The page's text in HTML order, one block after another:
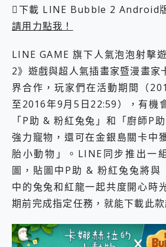
外型超吸晴~ 給您絕佳操控體驗 GravaStar Mercury K1 系列 異星機械鍵盤與 Mercury X 系列 輕量無線電競滑鼠 開箱 評測
小巧好吸不擋鏡頭 有Qi2認證的 ONPRO MagReact MXs2 5000mAh薄型磁吸無線急速行動電源 開箱 評測
會走動的冷暖氣 SONY REON POCKET PRO 穿戴式智慧冷暖調溫裝置 開箱 評測
寶可夢飛人外掛iToolab AnyGo全新升級，GO Fest 五折優惠嗨翻天！支援 iOS/Android！
超好用的 PLAUD NotePin AI 智慧錄音膠囊~ 您的AI 秘書已上線 每月免費送你 300分鐘轉寫
COMPUTEX 2025 來囉！AGI亞奇雷 AI・Gaming・創作儲存方案登場，趕快來AGI亞奇雷挑戰任務抽 PS5！
自帶線的 有線無線都能充 ONPRO MagReact M5 10000mAh 5合1 磁吸無線急速行動電源 開箱 評測
飛利浦 JS7310 ⚡【電急便｜行動儲能救車電源】 可靠的旅行夥伴！帶給您優異的安全性與強大供電效能
是螢幕也是電視! 一機超多用途「MSI微星 Modern MD272UPSW 27型」 4K IPS 輕薄商用智慧聯網螢幕 開箱 評測
您的專屬AI 助手 Yoga Slim 7 Aura Edition 觸控AI筆電 開箱 評測
realme 14 Pro 超硬軍規、冰感變色實測，realme 14 5G 遊戲戰鬥值爆表，效能x娛樂全都要！
iPhone、Apple Watch、AirPods耳機 三個設備充電一起搞定 ONPRO MagReact™ M3 3 in 1可攜摺疊無線充電器 開箱 評測
好玩好拍 vivo V50 ~ 口袋裡的 Zeiss 潮流攝影棚!
25種洗烘模式一機搞定! Roborock 衣莉莎白 H1 Neo分子篩洗脫烘 AI 滾筒洗衣機
下載 LINE Bubble 2 Android
請用力點我！
LINE GAME 旗下人氣泡泡射擊
2》遊戲與超人氣插畫家暨漫畫家
界合作，玩家們在活動期間（
至2016年9月5日22:59），有機
「P助 & 粉紅兔兔」和「廚師P
強力寵物，還可在金銀島關卡中
胎小動物」。LINE同步推出一
圖，貼圖中P助 & 粉紅兔兔將與
中的兔兔和紅龍一起共度開心時
期前完成指定任務，就能下載此款